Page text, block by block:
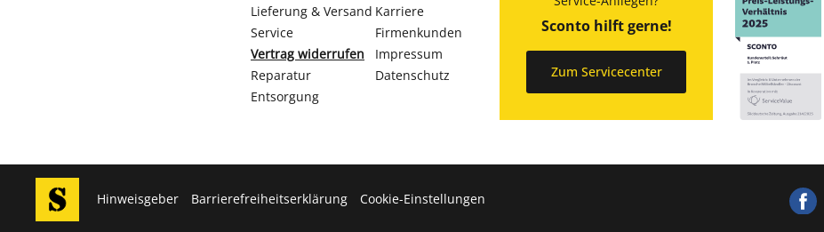
Lieferung & Versand
Service
Vertrag widerrufen
Reparatur
Entsorgung
Karriere
Firmenkunden
Impressum
Datenschutz
Sconto hilft gerne!
Zum Servicecenter
Hinweisgeber Barrierefreiheitserklärung Cookie-Einstellungen